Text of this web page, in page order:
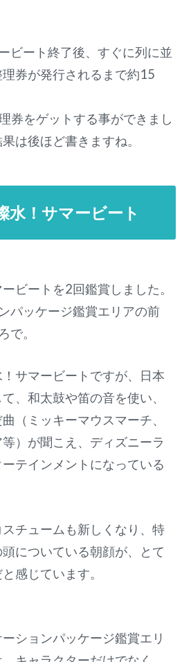
ビート終了後、すぐに列に並
券が発行されるまで約15
券をゲットする事ができまし
は後ほど書きますね。
水！サマービート
ビートを2回鑑賞しました。
パッケージ鑑賞エリアの前
で。
サマービートですが、日本
、和太鼓や笛の音を使い、
（ミッキーマウスマーチ、
）が聞こえ、ディズニーラ
テインメントになっている
チュームも新しくなり、特
についている朝顔が、とて
感じています。
ションパッケージ鑑賞エリ